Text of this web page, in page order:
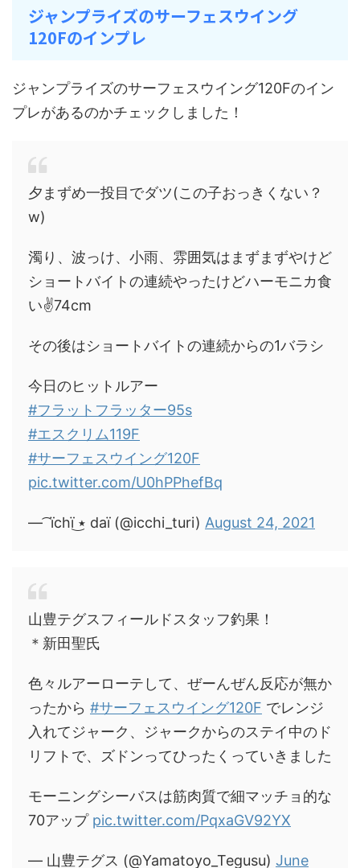
ジャンプライズのサーフェスウイング
120Fのインプレ
ジャンプライズのサーフェスウイング120Fのイン
プレがあるのかチェックしました！
夕まずめ一投目でダツ(この子おっきくない？
w)
濁り、波っけ、小雨、雰囲気はまずまずやけど
ショートバイトの連続やったけどハーモニカ食
い✌️74cm
その後はショートバイトの連続からの1バラシ
今日のヒットルアー
#フラットフラッター95s
#エスクリム119F
#サーフェスウイング120F
pic.twitter.com/U0hPPhefBq
— ͡ ïchï ٭͜ daï (@icchi_turi) August 24, 2021
山豊テグスフィールドスタッフ釣果！
＊新田聖氏
色々ルアーローテして、ぜーんぜん反応が無か
ったから #サーフェスウイング120F でレンジ
入れてジャーク、ジャークからのステイ中のド
リフトで、ズドンってひったくっていきました
モーニングシーバスは筋肉質で細マッチョ的な
70アップ pic.twitter.com/PqxaGV92YX
— 山豊テグス (@Yamatoyo_Tegusu) June